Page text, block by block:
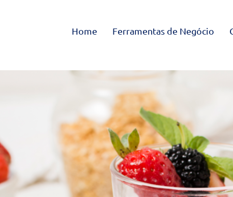
Home Ferramentas de Negócio